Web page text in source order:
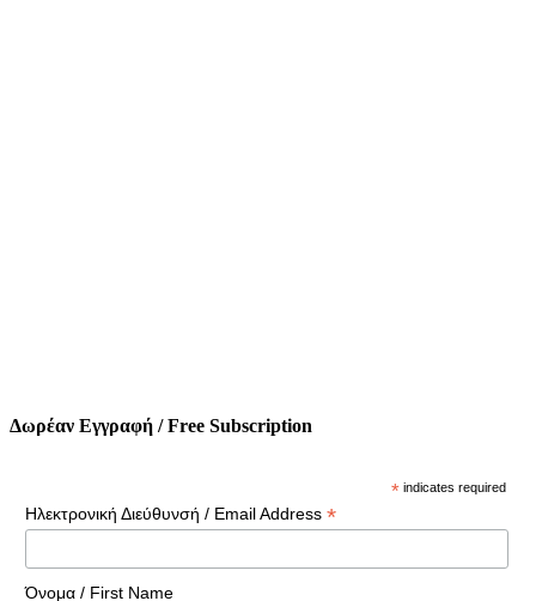
Δωρέαν Εγγραφή / Free Subscription
* indicates required
Ηλεκτρονική Διεύθυνσή / Email Address *
Όνομα / First Name